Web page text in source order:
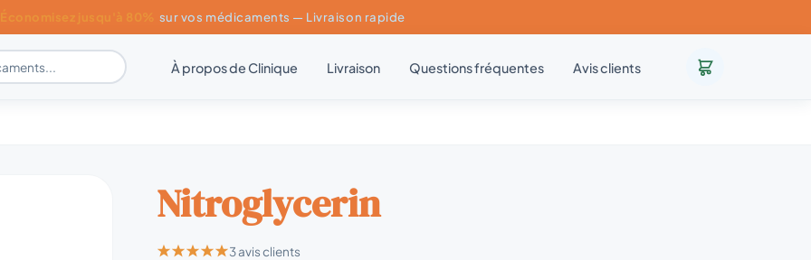
Économisez jusqu'à 80% sur vos médicaments — Livraison rapide
À propos de Clinique Livraison Questions fréquentes Avis clients
Nitroglycerin
3 avis clients